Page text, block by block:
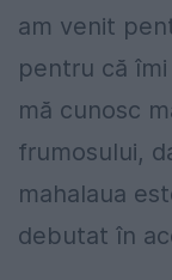
am venit
pentru că
mă cunosc
frumosului,
mahalaua
debutat în